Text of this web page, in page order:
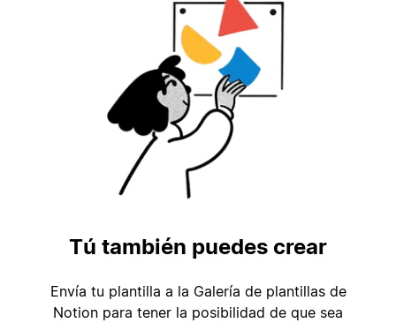
Tú también puedes crear
Envía tu plantilla a la Galería de plantillas de
Notion para tener la posibilidad de que sea